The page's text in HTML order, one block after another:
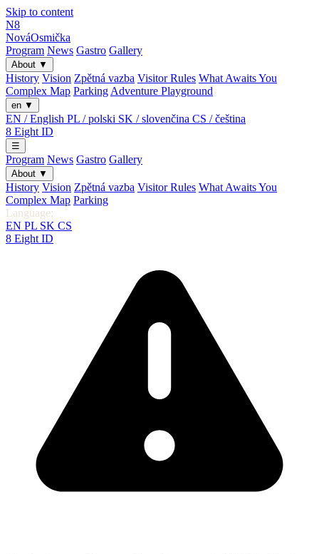
Skip to content
N8
NováOsmička
Program News Gastro Gallery
About ▼
History Vision Zpětná vazba Visitor Rules What Awaits You
Complex Map Parking Adventure Playground
en ▼
EN / English PL / polski SK / slovenčina CS / čeština
8 Eight ID
☰
Program News Gastro Gallery
About ▼
History Vision Zpětná vazba Visitor Rules What Awaits You
Complex Map Parking
Language:
EN PL SK CS
8 Eight ID